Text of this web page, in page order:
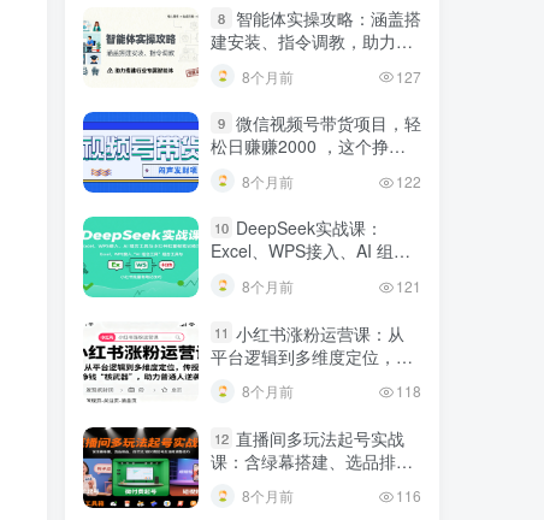
8
智能体实操攻略：涵盖搭
建安装、指令调教，助力搭
建行业专属智能体
8个月前 127
9 微信视频号带货项目，轻
松日赚赚2000 ，这个挣钱
入口很多伙伴都在闷声发财
8个月前 122
10 DeepSeek实战课：
Excel、WPS接入、AI 组合
工具与小红书批量做笔记技
巧
8个月前 121
11 小红书涨粉运营课：从
平台逻辑到多维度定位，传
人逆袭8个月前 118
12 直播间多玩法起号实战
课：含绿幕搭建、选品排
规调整技巧
8个月前 116